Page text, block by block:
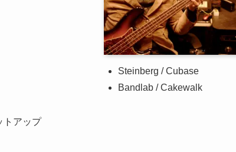
トアップ
Steinberg / Cubase
Bandlab / Cakewalk